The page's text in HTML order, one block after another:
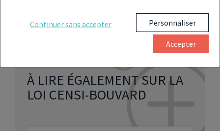
À LIRE ÉGALEMENT SUR LA
LOI CENSI-BOUVARD
Continuer sans accepter Personnaliser
Accepter